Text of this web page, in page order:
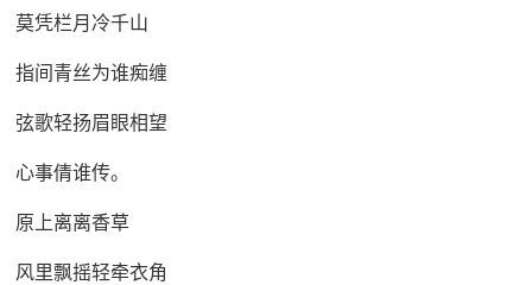
莫凭栏月冷千山
指间青丝为谁痴缠
弦歌轻扬眉眼相望
心事倩谁传。
原上离离香草
风里飘摇轻牵衣角